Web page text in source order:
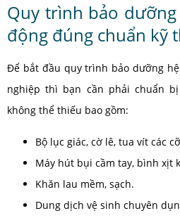
Quy trình bảo
động đúng chuẩn kỹ
Để bắt đầu quy trình bảo dưỡng
nghiệp thì bạn cần phải chuẩn
không thể thiếu bao gồm:
Bộ lục giác, cờ lê, tua vít các
Máy hút bụi cầm tay, bình xịt
Khăn lau mềm, sạch.
Dung dịch vệ sinh chuyên